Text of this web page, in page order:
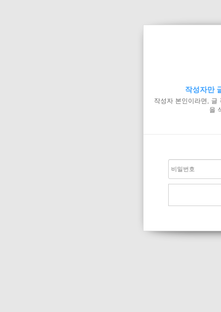
작성자만
작성자 본인이라면, 글
을